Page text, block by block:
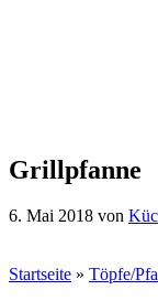
Grillpfanne
6. Mai 2018 von
Startseite » Töpfe/